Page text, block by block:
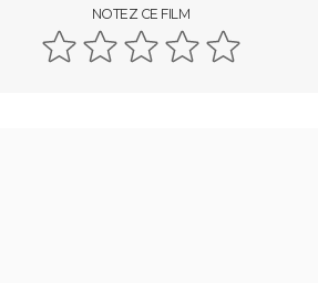
NOTEZ CE FILM